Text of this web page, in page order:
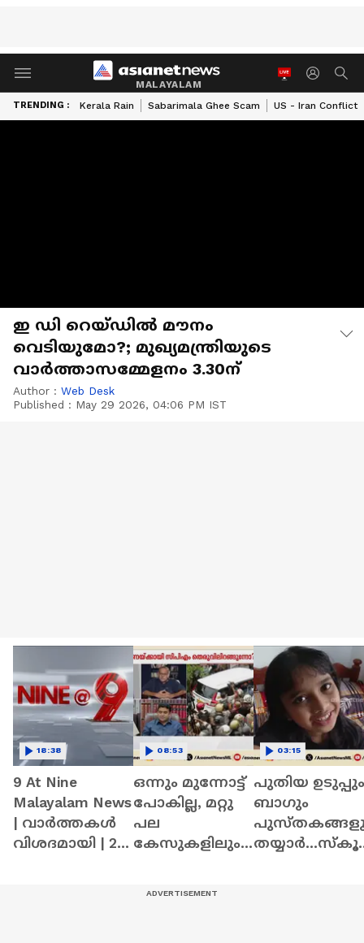
MALAYALAM
TRENDING : Kerala Rain Sabarimala Ghee Scam US - Iran Conflict
ഇ ഡി റെയ്‌ഡിൽ മൗനം
വെടിയുമോ?; മുഖ്യമന്ത്രിയുടെ
വാർത്താസമ്മേളനം 3.30ന്
Author : Web Desk
Published : May 29 2026, 04:06 PM IST
9 At Nine
Malayalam News
| വാർത്തകൾ
വിശദമായി | 29
18:38
ഒന്നും മുന്നോട്ട്
പോകില്ല, മറ്റു
പല
കേസുകളിലും
08:53
പുതിയ ഉടുപ്പും
ബാഗും
തയ്യാർ...സ്‌കൂ
03:15